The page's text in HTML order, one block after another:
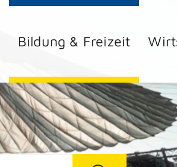
Bildung & Freizeit